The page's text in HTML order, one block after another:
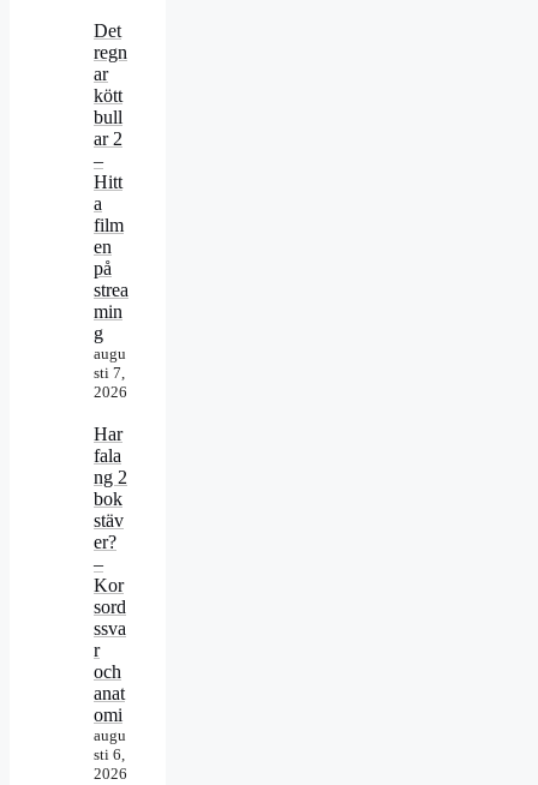
Det
regn
ar
kött
bull
ar 2
–
Hitt
a
film
en
på
strea
min
g
augu
sti 7,
2026
Har
fala
ng 2
bok
stäv
er?
–
Kor
sord
ssva
r
och
anat
omi
augu
sti 6,
2026